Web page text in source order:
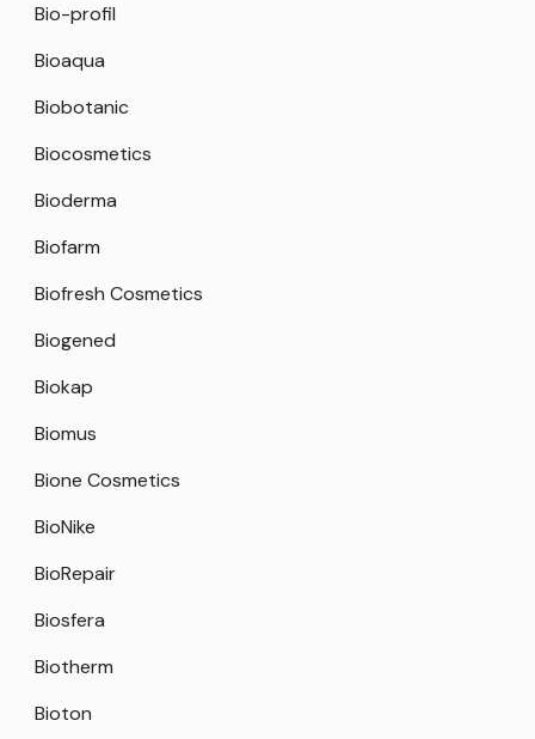
Bio-profil
Bioaqua
Biobotanic
Biocosmetics
Bioderma
Biofarm
Biofresh Cosmetics
Biogened
Biokap
Biomus
Bione Cosmetics
BioNike
BioRepair
Biosfera
Biotherm
Bioton